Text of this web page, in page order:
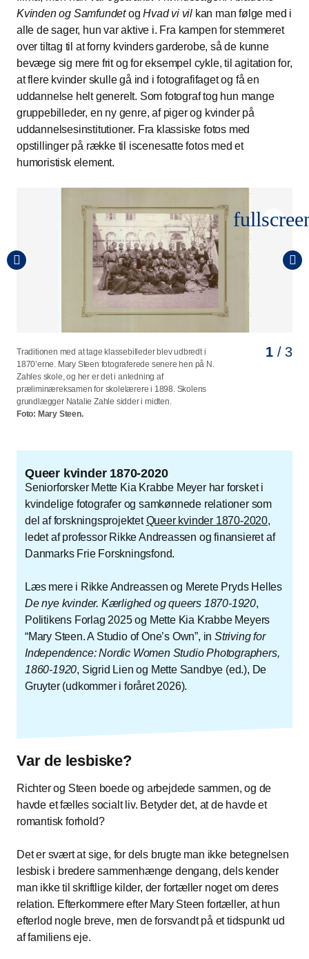
Kvinden og SamfundetogHvad vi vil kan man følge med i
alle de sager, hun var aktive i. Fra kampen for stemmeret
over tiltag til at forny kvinders garderobe, så de kunne
bevæge sig mere frit og for eksempel cykle, til agitation for,
at flere kvinder skulle gå ind i fotografifaget og få en
uddannelse helt generelt. Som fotograf tog hun mange
gruppebilleder, en ny genre, af piger og kvinder på
uddannelsesinstitutioner. Fra klassiske fotos med
opstillinger på række til iscenesatte fotos med et
humoristisk element.
Traditionen med at tage klassebilleder blev udbredt i
1870’erne. Mary Steen fotograferede senere hen på N.
Zahles skole, og her er det i anledning af
præliminæreksamen for skolelærere i 1898. Skolens
grundlægger Natalie Zahle sidder i midten.
Foto: Mary Steen.
1/ 3
Suhrs husholdningsskole blev etableret af Ingeborg Suhr i
1901, og i 1905 begyndte skolen at afholde et-årige
uddannelser til husholdningsskolelærerinder. Fotografierne
stammer fra skolen og har formentlig hængt som
udsmykning. Foto: Mary Steen.
2/ 3
Fotografiet blev berømt for sin virkelighedsnære gengivelse,
og sandt er det, at alle detaljer er aftegnet minutiøst på dette
foto fra kursus i sygepleje. Ingen kan dog være i tvivl om, at
det ikke er et snapshot men en nøje gennemtænkt
komposition. Foto: Mary Steen.
3/ 3
Queer kvinder 1870-2020
Seniorforsker Mette Kia Krabbe Meyer har forsket i
kvindelige fotografer og samkønnede relationer som
del af forskningsprojektetQueer kvinder 1870-2020,
ledet af professor Rikke Andreassen og finansieret af
Danmarks Frie Forskningsfond.
Læs mere i Rikke Andreassen og Merete Pryds Helles
De nye kvinder. Kærlighed og queers 1870-1920,
Politikens Forlag 2025 og Mette Kia Krabbe Meyers
Mary Steen. A Studio of One’s Own , inStriving for
Independence: Nordic Women Studio Photographers,
1860-1920, Sigrid Lien og Mette Sandbye (ed.), De
Gruyter (udkommer i foråret 2026).
Var de lesbiske?
Richter og Steen boede og arbejdede sammen, og de
havde et fælles socialt liv. Betyder det, at de havde et
romantisk forhold?
Det er svært at sige, for dels brugte man ikke betegnelsen
lesbisk i bredere sammenhænge dengang, dels kender
man ikke til skriftlige kilder, der fortæller noget om deres
relation. Efterkommere efter Mary Steen fortæller, at hun
efterlod nogle breve, men de forsvandt på et tidspunkt ud
af familiens eje.